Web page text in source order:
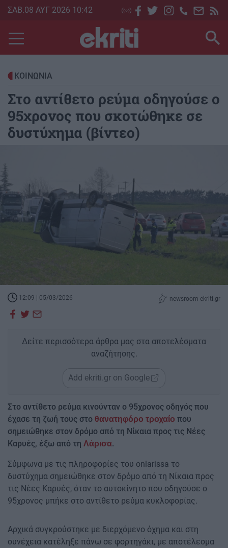
Skip
main
content
ΣΑΒ.08 ΑΥΓ 2026 10:42
ΚΟΙΝΩΝΙΑ
Στο αντίθετο ρεύμα οδηγούσε ο
95χρονος που σκοτώθηκε σε
δυστύχημα (βίντεο)
12:09 | 05/03/2026 newsroom ekriti.gr
Δείτε περισσότερα άρθρα μας στα αποτελέσματα
αναζήτησης.
Add ekriti.gr on Google
Στο αντίθετο ρεύμα κινούνταν ο 95χρονος οδηγός που
έχασε τη ζωή τους στο θανατηφόρο τροχαίο που
σημειώθηκε στον δρόμο από τη Νίκαια προς τις Νέες
Καρυές, έξω από τη Λάρισα.
Σύμφωνα με τις πληροφορίες του onlarissa το
δυστύχημα σημειώθηκε στον δρόμο από τη Νίκαια προς
τις Νέες Καρυές, όταν το αυτοκίνητο που οδηγούσε ο
95χρονος μπήκε στο αντίθετο ρεύμα κυκλοφορίας.
Αρχικά συγκρούστηκε με διερχόμενο όχημα και στη
συνέχεια κατέληξε πάνω σε φορτηγάκι, με αποτέλεσμα